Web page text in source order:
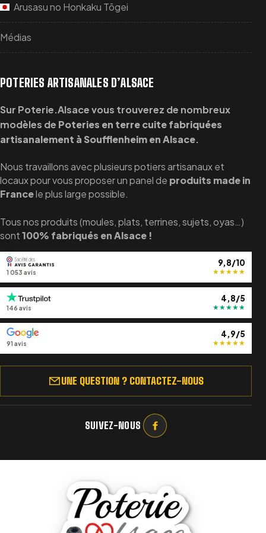
Arusasu no Honkaku Tōgei
Médias
POTERIES ARTISANALES D’ALSACE
Sur Poterie.Alsace vous trouverez de nombreux
modèles de Poteries en terre cuite fabriquées
artisanalement à Soufflenheim en Alsace.
Nous travaillons avec plusieurs potiers artisanaux et
locaux pour vous proposer un panel de produits made in
Francele plus large possible.
Tous nos produits (moules, plats, terrines, sujets, oyas…)
sont100% fabriqués en Alsace !
9,8/10
★★★★★
1 053 avis
4,8/5
★★★★★
146 avis
4,9/5
★★★★★
91 avis
UNE QUESTION ? CONTACTEZ-NOUS
SUIVEZ-NOUS